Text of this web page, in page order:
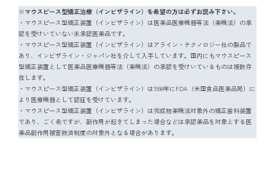
※マウスピース型矯正治療（インビザライン）を希望の方は必ずお読み下さい。
・マウスピース型矯正装置（インビザライン）は医薬品医療機器等法（薬機法）の承
認を受けいていない未承認医薬品です。
・マウスピース型矯正装置（インビザライン）はアライン・テクノロジー社の製品で
あり、インビザライン・ジャパン社を介して入手しています。国内にもマウスピース
型矯正装置として医薬品医療機器等法（薬機法）の承認を受けいているものは複数存
在します。
・マウスピース型矯正装置（インビザライン）は1998年にFDA（米国食品医薬品局）に
より医療機器として認証を受けています。
・マウスピース型矯正装置（インビザライン）は完成物薬機法対象外の矯正歯科装置
であり、ごく希ですが、副作用が起きてしまった場合などは承認薬品を対象とする医
薬品副作用被害救済制度の対象外となる場合があります。